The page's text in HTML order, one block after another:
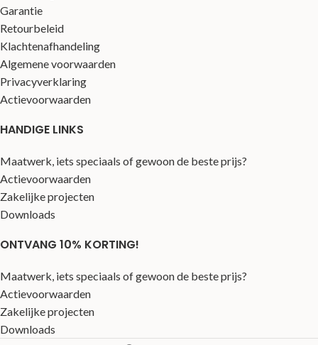
Garantie
Retourbeleid
Klachtenafhandeling
Algemene voorwaarden
Privacyverklaring
Actievoorwaarden
HANDIGE LINKS
Maatwerk, iets speciaals of gewoon de beste prijs?
Actievoorwaarden
Zakelijke projecten
Downloads
ONTVANG 10% KORTING!
Maatwerk, iets speciaals of gewoon de beste prijs?
Actievoorwaarden
Zakelijke projecten
Downloads